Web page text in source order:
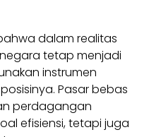
dalam realitas
tetap menjadi
instrumen
Pasar bebas
perdagangan
efisiensi, tetapi juga